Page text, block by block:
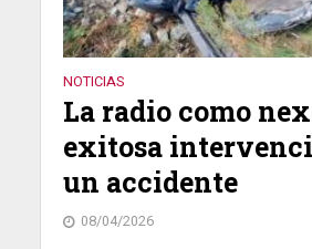
NOTICIAS
La radio como
exitosa
un accidente
08/04/2026